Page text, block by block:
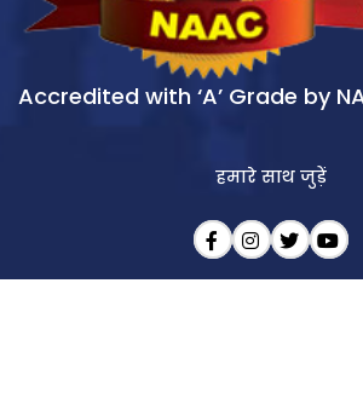
Accredited with ‘A’ Grade by
हमारे साथ जुड़ें